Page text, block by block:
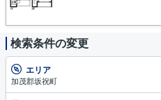
検索条件の変更
エリア
加茂郡坂祝町